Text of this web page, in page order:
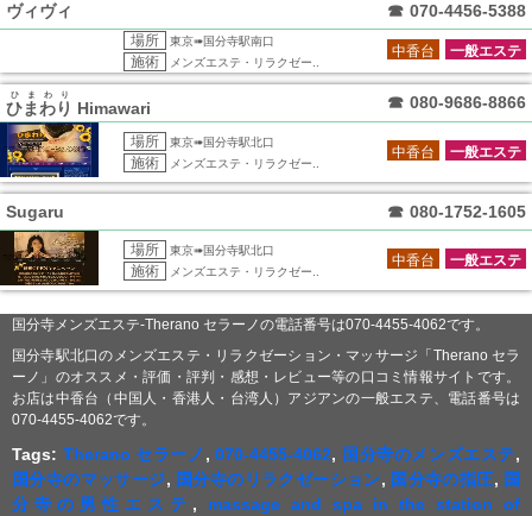
ヴィヴィ ☎ 070-4456-5388
場所 東京➠国分寺駅南口
施術 メンズエステ・リラクゼー..
一般エステ
中香台
ひまわり
ひまわり
Himawari ☎ 080-9686-8866
場所 東京➠国分寺駅北口
施術 メンズエステ・リラクゼー..
一般エステ
中香台
Sugaru ☎ 080-1752-1605
場所 東京➠国分寺駅北口
施術 メンズエステ・リラクゼー..
一般エステ
中香台
国分寺メンズエステ-Therano セラーノの電話番号は070-4455-4062です。
国分寺駅北口のメンズエステ・リラクゼーション・マッサージ「Therano セラ
ーノ」のオススメ・評価・評判・感想・レビュー等の口コミ情報サイトです。
お店は中香台（中国人・香港人・台湾人）アジアンの一般エステ、電話番号は
070-4455-4062です。
Tags: Therano セラーノ ,070-4455-4062, 国分寺のメンズエステ,
国分寺のマッサージ, 国分寺のリラクゼーション, 国分寺の指圧, 国
分寺の男性エステ , massage and spa in the station of